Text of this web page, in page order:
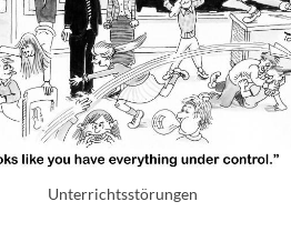
Unterrichtsstörungen